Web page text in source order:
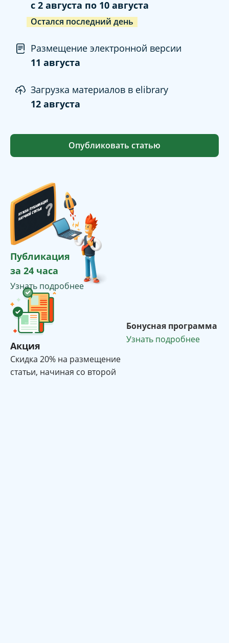
c 2 августа по 10 августа
Остался последний день
Размещение электронной версии
11 августа
Загрузка материалов в elibrary
12 августа
Опубликовать статью
Публикация
за 24 часа
Узнать подробнее
Акция
Cкидка 20% на размещение
статьи, начиная со второй
Бонусная программа
Узнать подробнее